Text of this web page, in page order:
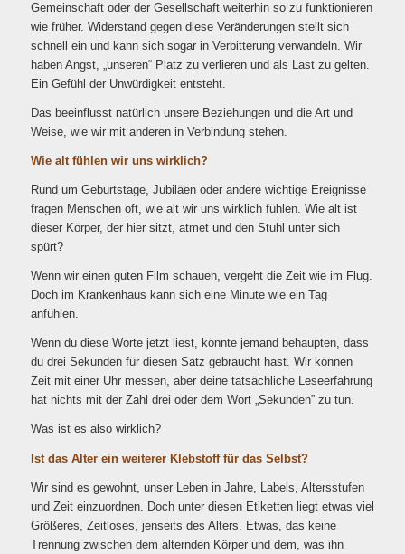
Gemeinschaft oder der Gesellschaft weiterhin so zu funktionieren
wie früher. Widerstand gegen diese Veränderungen stellt sich
schnell ein und kann sich sogar in Verbitterung verwandeln. Wir
haben Angst, „unseren“ Platz zu verlieren und als Last zu gelten.
Ein Gefühl der Unwürdigkeit entsteht.
Das beeinflusst natürlich unsere Beziehungen und die Art und
Weise, wie wir mit anderen in Verbindung stehen.
Wie alt fühlen wir uns wirklich?
Rund um Geburtstage, Jubiläen oder andere wichtige Ereignisse
fragen Menschen oft, wie alt wir uns wirklich fühlen. Wie alt ist
dieser Körper, der hier sitzt, atmet und den Stuhl unter sich
spürt?
Wenn wir einen guten Film schauen, vergeht die Zeit wie im Flug.
Doch im Krankenhaus kann sich eine Minute wie ein Tag
anfühlen.
Wenn du diese Worte jetzt liest, könnte jemand behaupten, dass
du drei Sekunden für diesen Satz gebraucht hast. Wir können
Zeit mit einer Uhr messen, aber deine tatsächliche Leseerfahrung
hat nichts mit der Zahl drei oder dem Wort „Sekunden” zu tun.
Was ist es also wirklich?
Ist das Alter ein weiterer Klebstoff für das Selbst?
Wir sind es gewohnt, unser Leben in Jahre, Labels, Altersstufen
und Zeit einzuordnen. Doch unter diesen Etiketten liegt etwas viel
Größeres, Zeitloses, jenseits des Alters. Etwas, das keine
Trennung zwischen dem alternden Körper und dem, was ihn